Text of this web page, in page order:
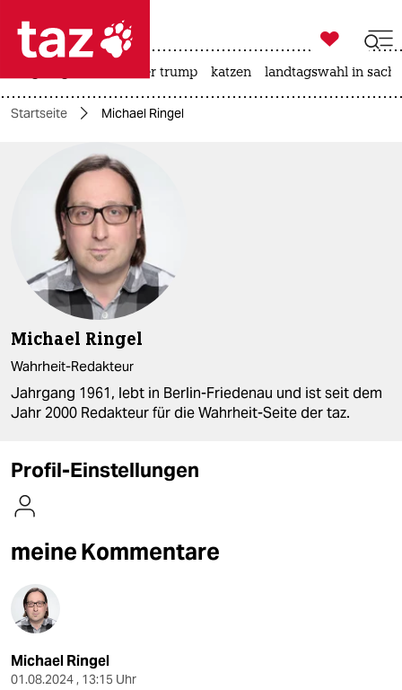
 taz zahl ich
taz zahl ich
themen
politik
gesellschaft
sport
berlin
wahrheit
verlag
verlag
veranstaltungen
shop
fragen & hilfe

taz zahl ich
usa unter trump katzen landtagswahl in
Startseite Michael Ringel
Michael Ringel
Wahrheit-Redakteur
Jahrgang 1961, lebt in Berlin-Friedenau und ist seit dem
Jahr 2000 Redakteur für die Wahrheit-Seite der taz.
Profil-Einstellungen
meine Kommentare
Michael Ringel
01.08.2024 , 13:15 Uhr